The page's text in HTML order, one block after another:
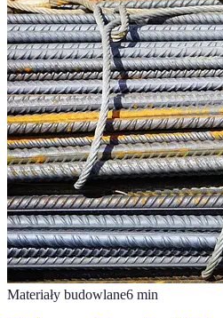
Materiały budowlane6 min